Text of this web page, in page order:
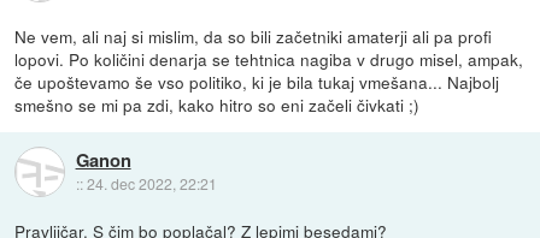
Ne vem, ali naj si mislim, da so bili začetniki amaterji ali pa profi
lopovi. Po količini denarja se tehtnica nagiba v drugo misel, ampak,
če upoštevamo še vso politiko, ki je bila tukaj vmešana... Najbolj
smešno se mi pa zdi, kako hitro so eni začeli čivkati ;)
Ganon
::24. dec 2022, 22:21
Pravljičar. S čim bo poplačal? Z lepimi besedami?